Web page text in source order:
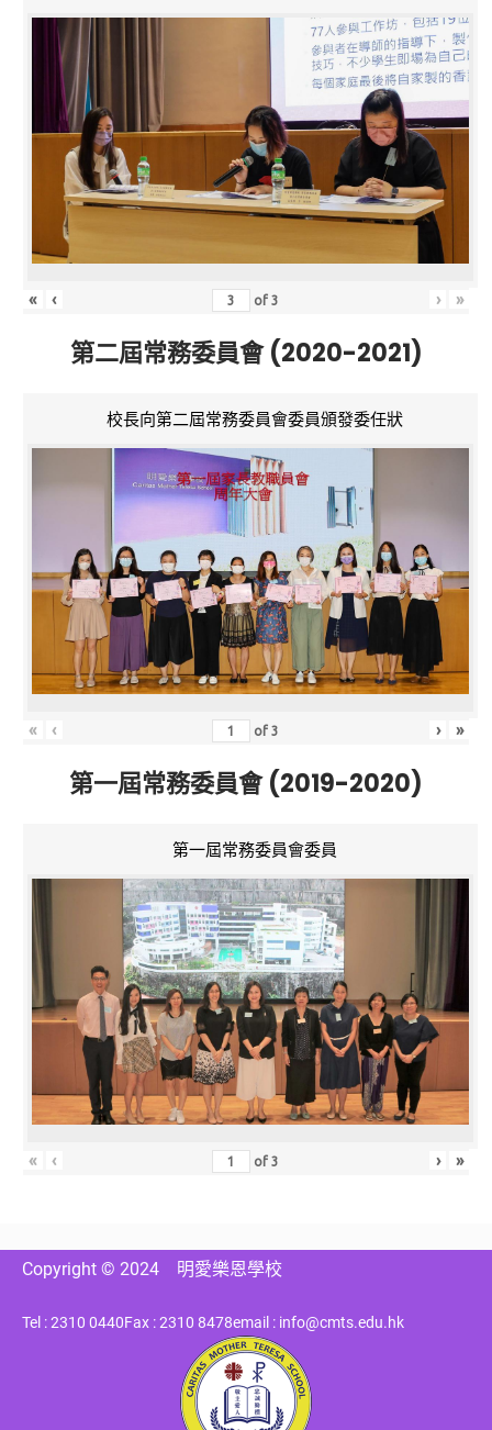
« ‹ of3 › »
第二屆常務委員會 (2020-2021)
校長向第二屆常務委員會委員頒發委任狀
« ‹ of3 › »
第一屆常務委員會 (2019-2020)
第一屆常務委員會委員
« ‹ of3 › »
Copyright © 2024 明愛樂恩學校
Tel : 2310 0440Fax : 2310 8478email : info@cmts.edu.hk